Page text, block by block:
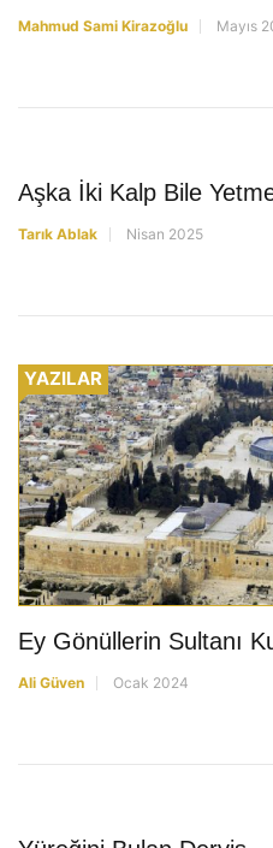
Mahmud Sami Kirazoğlu Mayıs
Aşka İki Kalp Bile
Tarık Ablak Nisan 2025
YAZILAR
Ey Gönüllerin Sultanı
Ali Güven Ocak 2024